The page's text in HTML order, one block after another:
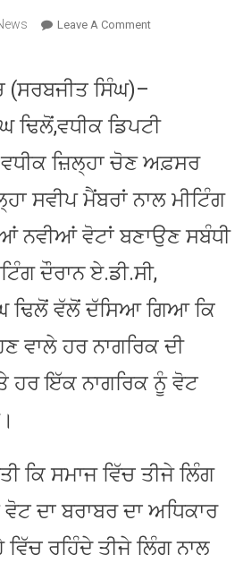
Leave A CommentOn
ਸਿੰਘ
ਵੱਲੋਂ
ਲਿੰਗ
ਦੀਆਂ
ਨਵੀਆਂ
ਵੋਟਾਂ
ਸਬੰਧੀ
ਸਵੀਪ
ਮੈਂਬਰਾਂ
ਨਾਲ
ਮੀਟਿੰਗ
(ਸਰਬਜੀਤ ਸਿੰਘ)–
ਢਿਲੋਂ,ਵਧੀਕ ਡਿਪਟੀ
ਜ਼ਿਲ੍ਹਾ ਚੋਣ ਅਫ਼ਸਰ
ਸਵੀਪ ਮੈਂਬਰਾਂ ਨਾਲ ਮੀਟਿੰਗ
ਨਵੀਆਂ ਵੋਟਾਂ ਬਣਾਉਣ ਸਬੰਧੀ
ਦੌਰਾਨ ਏ.ਡੀ.ਸੀ,
ਢਿਲੋਂ ਵੱਲੋਂ ਦੱਸਿਆ ਗਿਆ ਕਿ
ਵਾਲੇ ਹਰ ਨਾਗਰਿਕ ਦੀ
ਹਰ ਇੱਕ ਨਾਗਰਿਕ ਨੂੰ ਵੋਟ
ਕਿ ਸਮਾਜ ਵਿੱਚ ਤੀਜੇ ਲਿੰਗ
ਦਾ ਬਰਾਬਰ ਦਾ ਅਧਿਕਾਰ
ਰਹਿੰਦੇ ਤੀਜੇ ਲਿੰਗ ਨਾਲ